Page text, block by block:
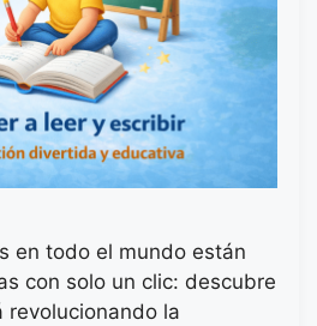
en todo el mundo están
con solo un clic: descubre
revolucionando la